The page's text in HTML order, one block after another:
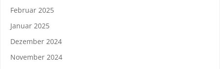
Februar 2025
Januar 2025
Dezember 2024
November 2024